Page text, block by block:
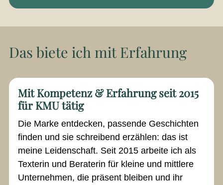
Das biete ich mit Erfahrung
Mit Kompetenz & Erfahrung seit 2015
für KMU tätig
Die Marke entdecken, passende Geschichten
finden und sie schreibend erzählen: das ist
meine Leidenschaft. Seit 2015 arbeite ich als
Texterin und Beraterin für kleine und mittlere
Unternehmen, die präsent bleiben und ihr